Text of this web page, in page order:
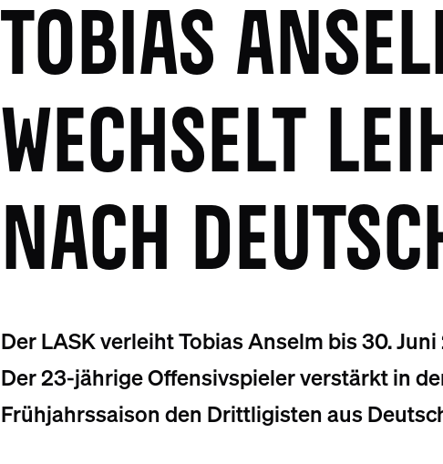
TOBIAS
WECHSELT
NACH
Der LASK verleiht Tobias Anselm bis 30.
Der 23-jährige Offensivspieler verstärkt in
Frühjahrssaison den Drittligisten aus